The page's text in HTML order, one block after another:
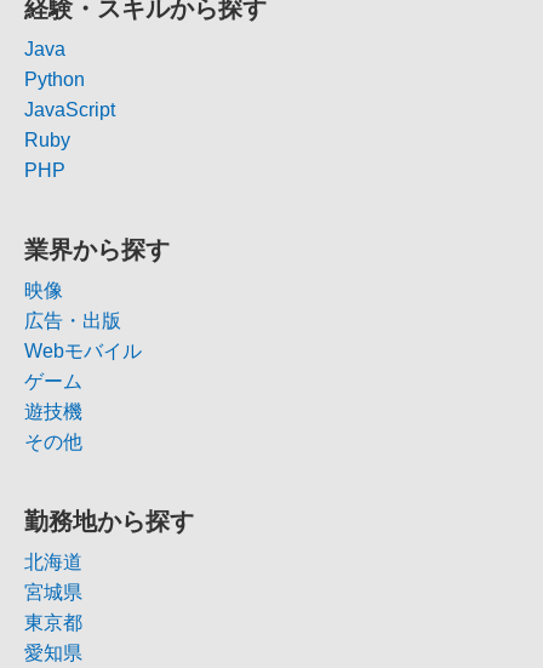
経験・スキルから探す
Java
Python
JavaScript
Ruby
PHP
業界から探す
映像
広告・出版
Webモバイル
ゲーム
遊技機
その他
勤務地から探す
北海道
宮城県
東京都
愛知県